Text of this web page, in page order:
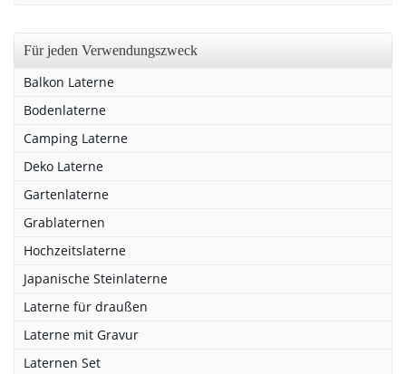
Für jeden Verwendungszweck
Balkon Laterne
Bodenlaterne
Camping Laterne
Deko Laterne
Gartenlaterne
Grablaternen
Hochzeitslaterne
Japanische Steinlaterne
Laterne für draußen
Laterne mit Gravur
Laternen Set